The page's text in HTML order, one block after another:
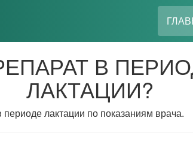
В
ЛАКТАЦИИ?
лактации по показаниям врача.